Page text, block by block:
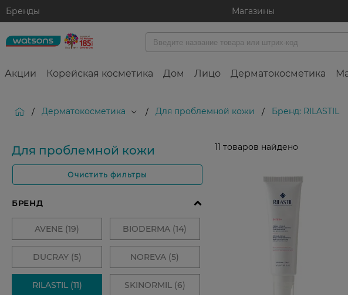
Бренды Магазины
Акции Корейская косметика Дом Лицо Дерматокосметика
/ Дерматокосметика / Для проблемной кожи / Бренд: RILASTIL
Для проблемной кожи
Очистить фильтры
11 товаров найдено